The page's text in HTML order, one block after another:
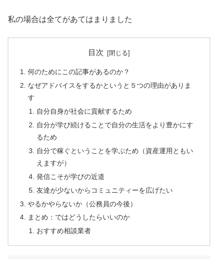
私の場合は全てがあてはまりました
目次
何のためにこの記事があるのか？
なぜアドバイスをするかというと５つの理由がありま
す
自分自身が社会に貢献するため
自分が学び続けることで自分の生活をより豊かにす
るため
自分で稼ぐということを学ぶため（資産運用ともい
えますが）
発信こそが学びの近道
友達が少ないからコミュニティーを広げたい
やるかやらないか（公務員の今後）
まとめ：ではどうしたらいいのか
おすすめ相談業者